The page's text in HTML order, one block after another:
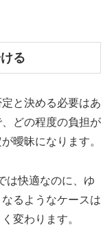
る
と決める必要はあ
どの程度の負担が
曖昧になります。
は快適なのに、ゆ
るようなケースは
変わります。